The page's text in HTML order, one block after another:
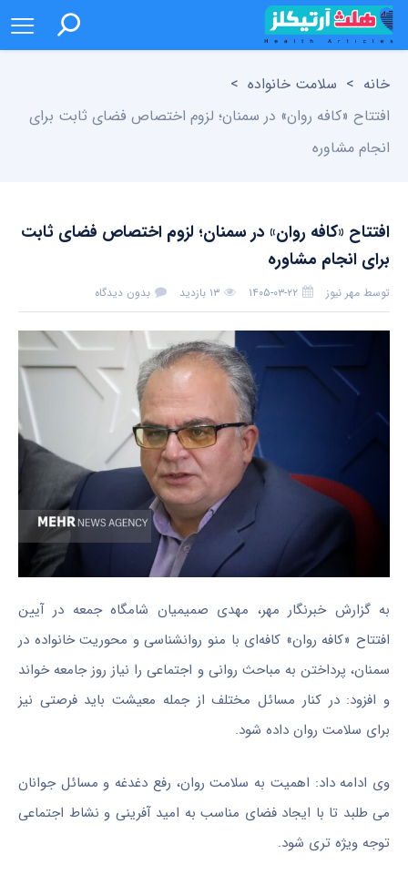
خانه > سلامت خانواده >
افتتاح «کافه روان» در سمنان؛ لزوم اختصاص فضای ثابت برای
انجام مشاوره
افتتاح «کافه روان» در سمنان؛ لزوم اختصاص فضای ثابت
برای انجام مشاوره
توسط مهر نیوز ۱۴۰۵-۰۳-۲۲ ۱۳ بازدید بدون دیدگاه
به گزارش خبرنگار مهر، مهدی صمیمیان شامگاه جمعه در آیین
افتتاح «کافه روان» کافه‌ای با منو روانشناسی و محوریت خانواده در
سمنان، پرداختن به مباحث روانی و اجتماعی را نیاز روز جامعه خواند
و افزود: در کنار مسائل مختلف از جمله معیشت باید فرصتی نیز
برای سلامت روان داده شود.
وی ادامه داد: اهمیت به سلامت روان، رفع دغدغه و مسائل جوانان
می طلبد تا با ایجاد فضای مناسب به امید آفرینی و نشاط اجتماعی
توجه ویژه تری شود.